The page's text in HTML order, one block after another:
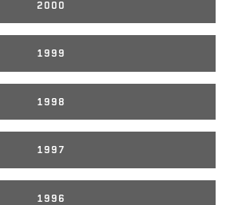
2000
1999
1998
1997
1996